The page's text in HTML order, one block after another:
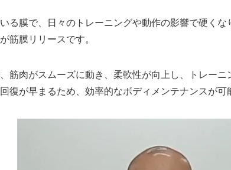
る膜で、日々のトレーニングや動作の影響で硬く
筋膜リリースです。
筋肉がスムーズに動き、柔軟性が向上し、トレー
復が早まるため、効率的なボディメンテナンスが可